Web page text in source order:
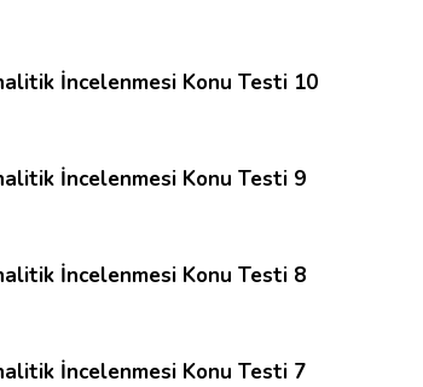
İncelenmesi Konu Testi 10
İncelenmesi Konu Testi 9
İncelenmesi Konu Testi 8
İncelenmesi Konu Testi 7